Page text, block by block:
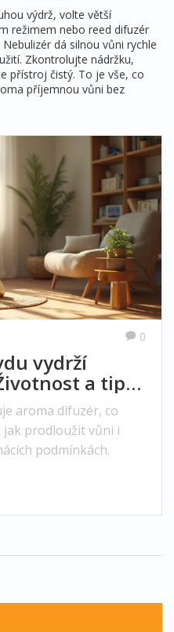
výdrž, volte větší
režimem nebo reed difuzér
dá silnou vůni rychle
Zkontrolujte nádržku,
přístroj čistý. To je vše, co
příjemnou vůni bez
0
vydrží
a tipy
aroma difuzér, co
prodloužit vůni i
podmínkách.